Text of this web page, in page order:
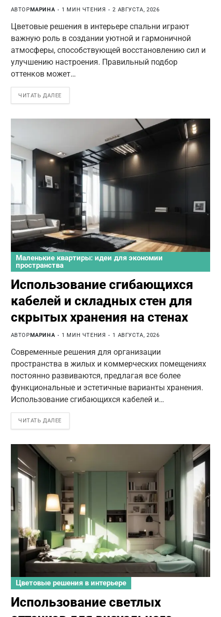
АВТОР МАРИНА 1 МИН ЧТЕНИЯ 2 АВГУСТА, 2026
Цветовые решения в интерьере спальни играют
важную роль в создании уютной и гармоничной
атмосферы, способствующей восстановлению сил и
улучшению настроения. Правильный подбор
оттенков может…
ЧИТАТЬ ДАЛЕЕ
Маленькие квартиры: идеи для экономии
пространства
Использование сгибающихся
кабелей и складных стен для
скрытых хранения на стенах
АВТОРМАРИНА 1 МИН ЧТЕНИЯ 1 АВГУСТА, 2026
Современные решения для организации
пространства в жилых и коммерческих помещениях
постоянно развиваются, предлагая все более
функциональные и эстетичные варианты хранения.
Использование сгибающихся кабелей и…
ЧИТАТЬ ДАЛЕЕ
Цветовые решения в интерьере
Использование светлых